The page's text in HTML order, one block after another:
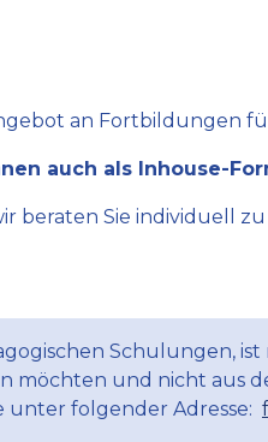
an Fortbildungen
auch als Inhouse-
beraten Sie individuell
Schulungen,
möchten und nicht aus
unter folgender Adresse: